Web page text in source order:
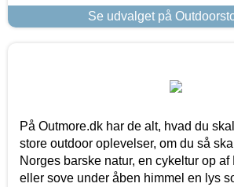
Se udvalget på
På Outmore.dk har de alt, hvad du
store outdoor oplevelser, om du så
Norges barske natur, en cykeltur op
eller sove under åben himmel en lys